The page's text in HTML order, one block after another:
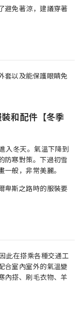
避免著涼，建議穿著
套以及能保護眼睛免
和配件【冬季
入冬天。氣溫下降到
防寒對策。下過初雪
般，非常美麗。
卑斯之路時的服裝要
此在搭乘各種交通工
合室內室外的氣溫變
內搭、刷毛衣物、羊